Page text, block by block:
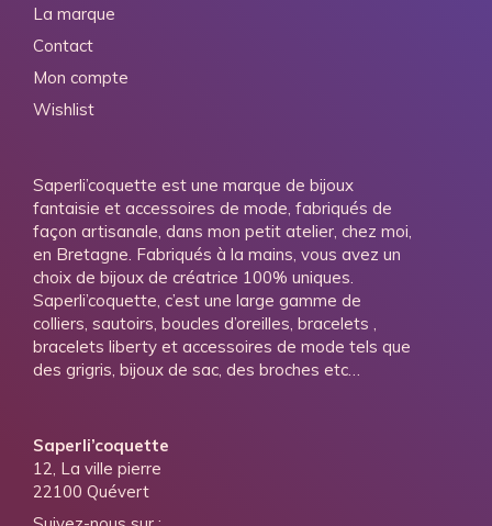
La marque
Contact
Mon compte
Wishlist
Saperli’coquette est une marque de bijoux
fantaisie et accessoires de mode, fabriqués de
façon artisanale, dans mon petit atelier, chez moi,
en Bretagne. Fabriqués à la mains, vous avez un
choix de bijoux de créatrice 100% uniques.
Saperli’coquette, c’est une large gamme de
colliers, sautoirs, boucles d’oreilles, bracelets ,
bracelets liberty et accessoires de mode tels que
des grigris, bijoux de sac, des broches etc…
Saperli’coquette
12, La ville pierre
22100 Quévert